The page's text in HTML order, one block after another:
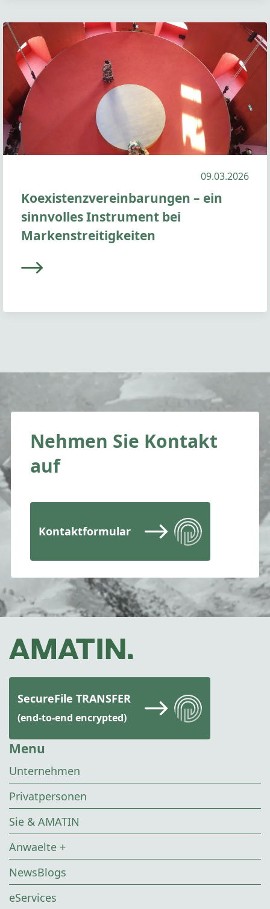
09.03.2026
Koexistenzvereinbarungen – ein
sinnvolles Instrument bei
Markenstreitigkeiten
Nehmen Sie Kontakt
auf
Kontaktformular
SecureFile TRANSFER
(end-to-end encrypted)
Menu
Unternehmen
Privatpersonen
Sie & AMATIN
Anwaelte +
NewsBlogs
eServices